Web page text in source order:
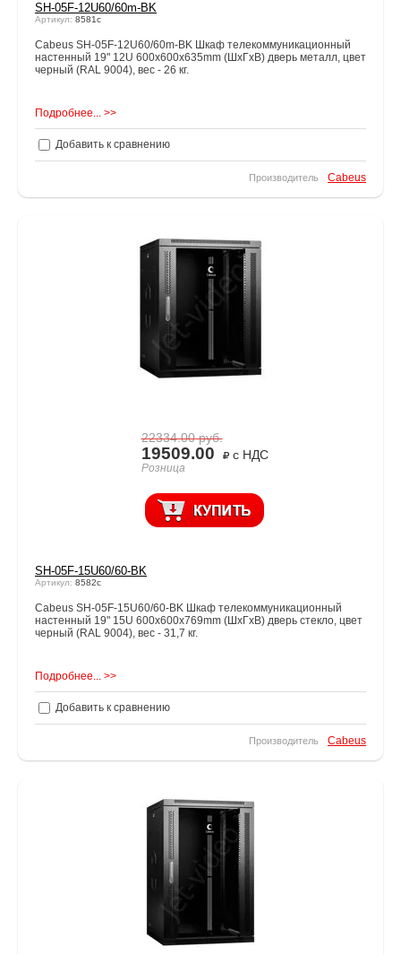
SH-05F-12U60/60m-BK
Артикул: 8581c
Cabeus SH-05F-12U60/60m-BK Шкаф телекоммуникационный
настенный 19" 12U 600x600x635mm (ШхГхВ) дверь металл, цвет
черный (RAL 9004), вес - 26 кг.
Подробнее... >>
Добавить к сравнению
Производитель Cabeus
22334.00руб.
19509.00 с НДС
Розница
SH-05F-15U60/60-BK
Артикул: 8582c
Cabeus SH-05F-15U60/60-BK Шкаф телекоммуникационный
настенный 19" 15U 600x600x769mm (ШхГхВ) дверь стекло, цвет
черный (RAL 9004), вес - 31,7 кг.
Подробнее... >>
Добавить к сравнению
Производитель Cabeus